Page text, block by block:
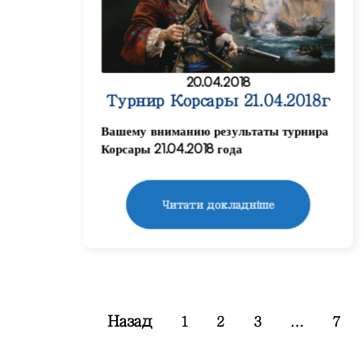
20.04.2018
Турнир Корсары 21.04.2018г
Вашему вниманию результаты турнира
Корсары 21.04.2018 года
Читати докладніше
Назад 1 2 3 … 7